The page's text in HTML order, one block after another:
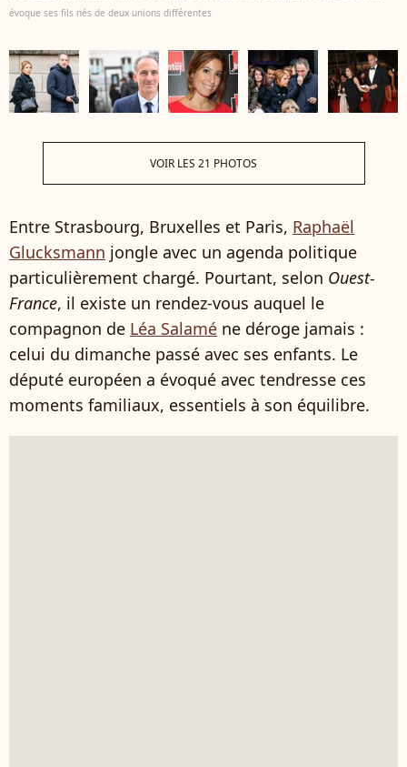
évoque ses fils nés de deux unions différentes
VOIR LES 21 PHOTOS
Entre Strasbourg, Bruxelles et Paris, Raphaël
Glucksmann jongle avec un agenda politique
particulièrement chargé. Pourtant, selon Ouest-
France, il existe un rendez-vous auquel le
compagnon de Léa Salamé ne déroge jamais :
celui du dimanche passé avec ses enfants. Le
député européen a évoqué avec tendresse ces
moments familiaux, essentiels à son équilibre.